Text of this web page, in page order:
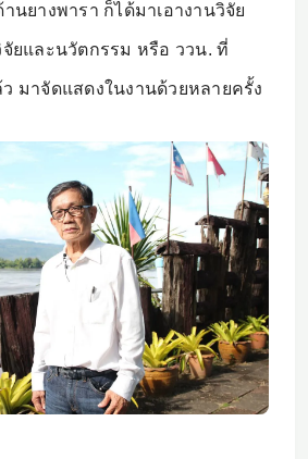
นยางพารา ก็ได้มาเอางานวิจัย
ยและนวัตกรรม หรือ ววน. ที่
มาจัดแสดงในงานด้วยหลายครั้ง